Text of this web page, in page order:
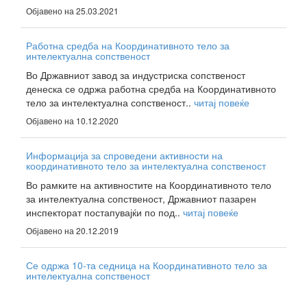
Објавено на 25.03.2021
Работна средба на Координативното тело за
интелектуална сопственост
Во Државниот завод за индустриска сопственост
денеска се одржа работна средба на Координативното
тело за интелектуална сопственост.. читај повеќе
Објавено на 10.12.2020
Информација за спроведени активности на
координативното тело за интелектуална сопственост
Во рамките на активностите на Координативното тело
за интелектуална сопственост, Државниот пазарен
инспекторат постапувајќи по под.. читај повеќе
Објавено на 20.12.2019
Се одржа 10-та седница на Координативното тело за
интелектуална сопственост